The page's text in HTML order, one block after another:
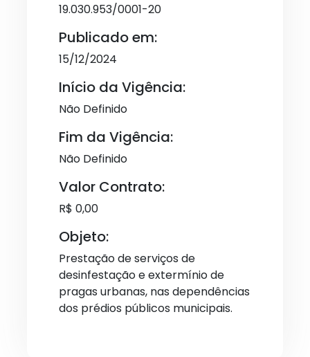
19.030.953/0001-20
Publicado em:
15/12/2024
Início da Vigência:
Não Definido
Fim da Vigência:
Não Definido
Valor Contrato:
R$ 0,00
Objeto:
Prestação de serviços de
desinfestação e extermínio de
pragas urbanas, nas dependências
dos prédios públicos municipais.